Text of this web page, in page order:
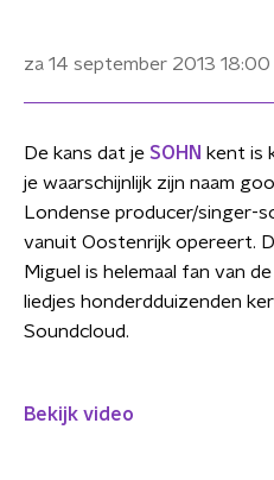
za 14 september 2013 18:00
De kans dat je SOHN kent is
je waarschijnlijk zijn naam
Londense producer/singer-
vanuit Oostenrijk opereert.
Miguel is helemaal fan van
liedjes honderdduizenden
Soundcloud.
Bekijk video